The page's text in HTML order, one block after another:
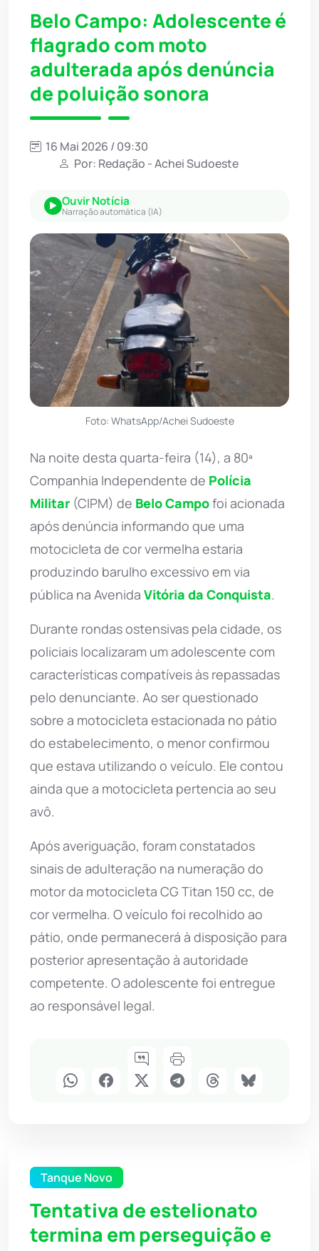
Belo Campo: Adolescente é
flagrado com moto
adulterada após denúncia
de poluição sonora
16 Mai 2026 / 09:30
Por: Redação - Achei Sudoeste
Ouvir Notícia
Narração automática (IA)
Foto: WhatsApp/Achei Sudoeste
Na noite desta quarta-feira (14), a 80ª
Companhia Independente de Polícia
Militar (CIPM) de Belo Campofoi acionada
após denúncia informando que uma
motocicleta de cor vermelha estaria
produzindo barulho excessivo em via
pública na Avenida Vitória da Conquista.
Durante rondas ostensivas pela cidade, os
policiais localizaram um adolescente com
características compatíveis às repassadas
pelo denunciante. Ao ser questionado
sobre a motocicleta estacionada no pátio
do estabelecimento, o menor confirmou
que estava utilizando o veículo. Ele contou
ainda que a motocicleta pertencia ao seu
avô.
Após averiguação, foram constatados
sinais de adulteração na numeração do
motor da motocicleta CG Titan 150 cc, de
cor vermelha. O veículo foi recolhido ao
pátio, onde permanecerá à disposição para
posterior apresentação à autoridade
competente. O adolescente foi entregue
ao responsável legal.
Tanque Novo
Tentativa de estelionato
termina em perseguição e